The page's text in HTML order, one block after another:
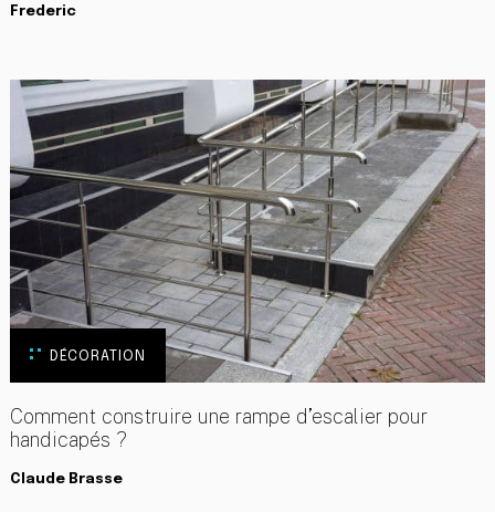
Frederic
DÉCORATION
Comment construire une rampe d’escalier pour
handicapés ?
Claude Brasse